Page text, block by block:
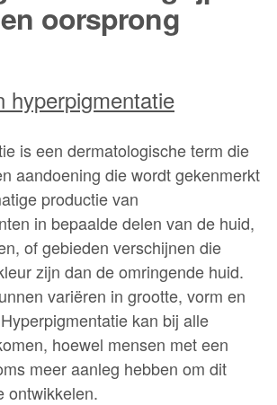
oorsprong
hyperpigmentatie
is een dermatologische term die
aandoening die wordt gekenmerkt
productie van
in bepaalde delen van de huid,
of gebieden verschijnen die
zijn dan de omringende huid.
variëren in grootte, vorm en
kan bij alle
hoewel mensen met een
meer aanleg hebben om dit
ontwikkelen.